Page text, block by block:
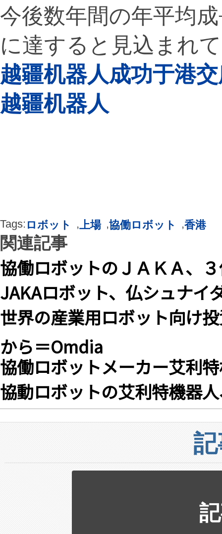
今後数年間の年平均
に達すると見込まれ
越疆机器人成功于港
越疆机器人
Tags: ロボット ,上場 ,協働ロボット ,香港
関連記事
協働ロボットのＪＡＫＡ、
JAKAロボット、仏シュナイ
世界の産業用ロボット向け
から＝Omdia
協働ロボットメーカー艾利
協動ロボットの艾利特機器